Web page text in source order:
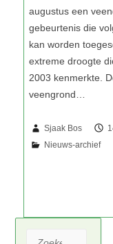
Sjaak Bos
Zoeken